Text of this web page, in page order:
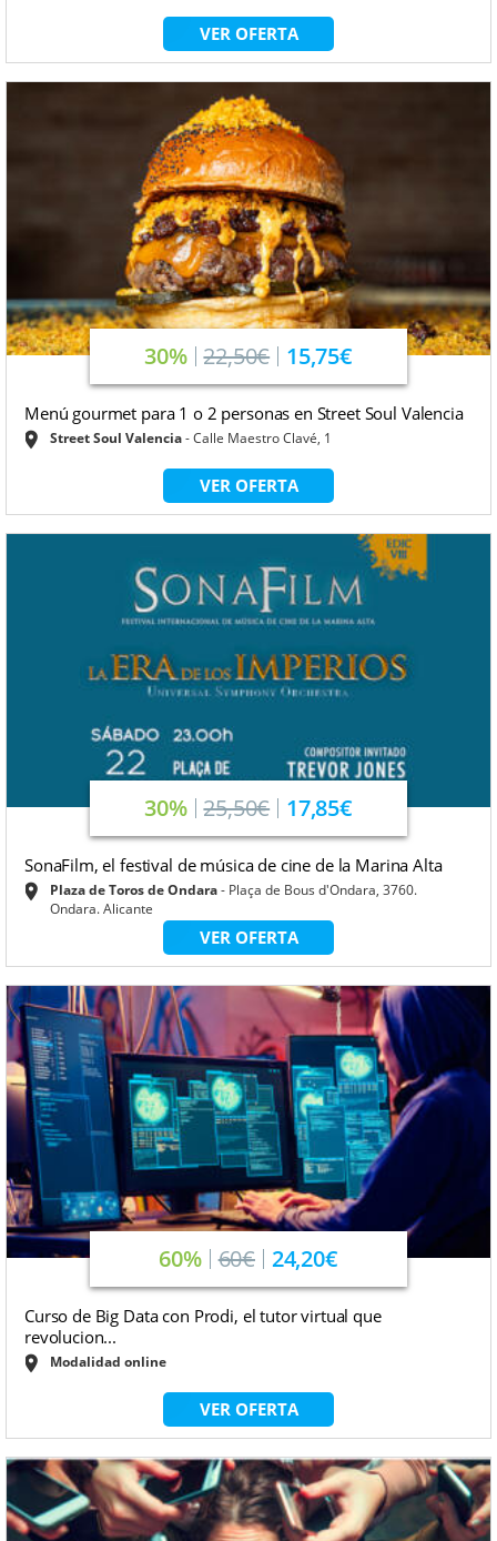
VER OFERTA
30% 22,50€ 15,75€
Menú gourmet para 1 o 2 personas en Street Soul Valencia
Street Soul Valencia Calle Maestro Clavé, 1
VER OFERTA
30% 25,50€ 17,85€
SonaFilm, el festival de música de cine de la Marina Alta
Plaza de Toros de Ondara
Plaça de Bous d'Ondara, 3760.
Ondara. Alicante
VER OFERTA
60% 60€ 24,20€
Curso de Big Data con Prodi, el tutor virtual que
revolucion...
Modalidad online
VER OFERTA